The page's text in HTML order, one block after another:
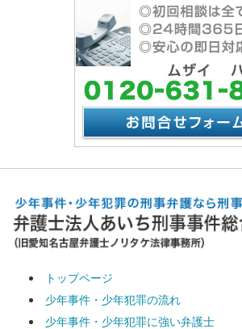
トップページ
少年事件・少年犯罪の流れ
少年事件・少年犯罪に強い弁護士